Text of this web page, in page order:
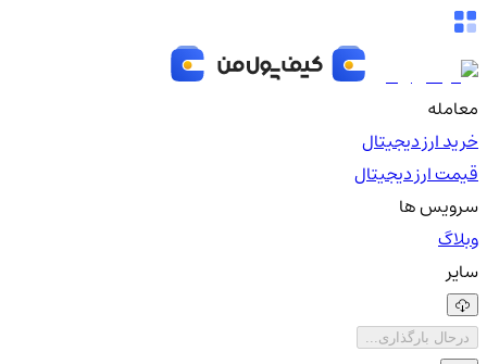
معامله
خرید ارز دیجیتال
قیمت ارز دیجیتال
سرویس ها
وبلاگ
سایر
درحال بارگذاری...